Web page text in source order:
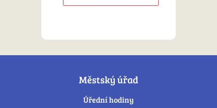
Městský úřad
Úřední hodiny